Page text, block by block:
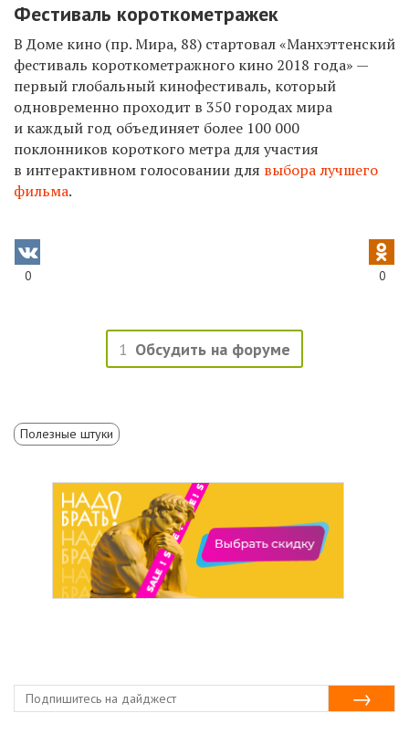
Фестиваль короткометражек
В Доме кино (пр. Мира, 88) стартовал «Манхэттенский
фестиваль короткометражного кино 2018 года» —
первый глобальный кинофестиваль, который
одновременно проходит в 350 городах мира
и каждый год объединяет более 100 000
поклонников короткого метра для участия
в интерактивном голосовании для выбора лучшего
фильма.
0 0
1 Обсудить на форуме
Полезные штуки